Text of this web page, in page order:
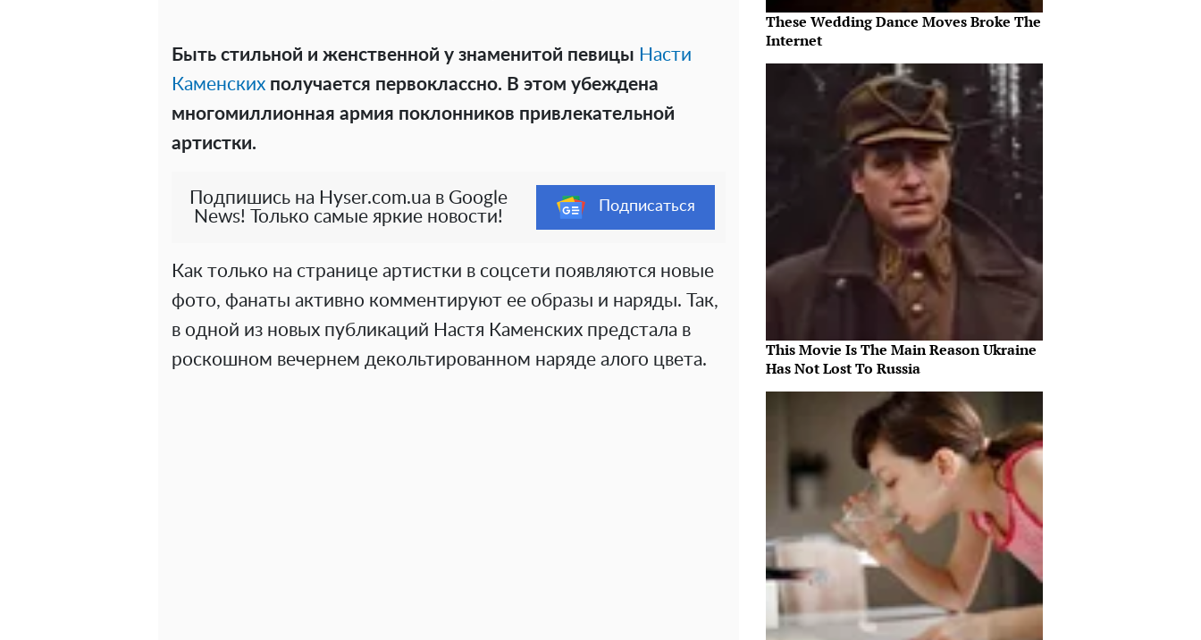
Быть стильной и женственной у знаменитой певицы Насти
Каменских получается первоклассно. В этом убеждена
многомиллионная армия поклонников привлекательной
артистки.
Подпишись на Hyser.com.ua в Google
News! Только самые яркие новости!
Подписаться
Как только на странице артистки в соцсети появляются новые
фото, фанаты активно комментируют ее образы и наряды. Так,
в одной из новых публикаций Настя Каменских предстала в
роскошном вечернем декольтированном наряде алого цвета.
These Wedding Dance Moves Broke The
Internet
This Movie Is The Main Reason Ukraine
Has Not Lost To Russia